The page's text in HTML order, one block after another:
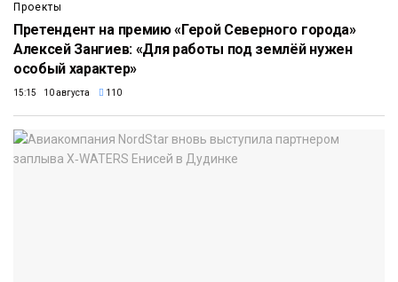
Проекты
Претендент на премию «Герой Северного города»
Алексей Зангиев: «Для работы под землёй нужен
особый характер»
15:15 10 августа 110